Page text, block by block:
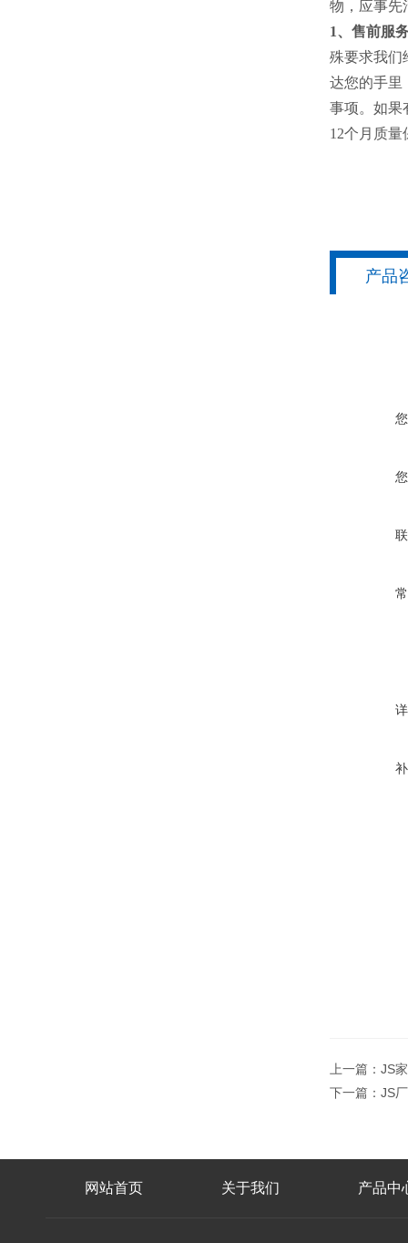
物，应事先
1、售前服
殊要求我们
达您的手里
事项。如果
12个月质量
产品
上一篇： JS
下一篇： JS
网站首页 关于我们 产品中